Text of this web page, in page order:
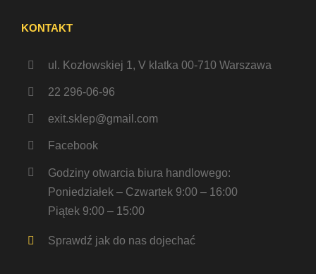
KONTAKT
ul. Kozłowskiej 1, V klatka 00-710 Warszawa
22 296-06-96
exit.sklep@gmail.com
Facebook
Godziny otwarcia biura handlowego:
Poniedziałek – Czwartek 9:00 – 16:00
Piątek 9:00 – 15:00
Sprawdź jak do nas dojechać